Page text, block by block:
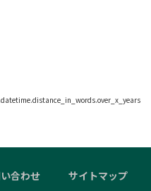
合わせ
サイトマップ